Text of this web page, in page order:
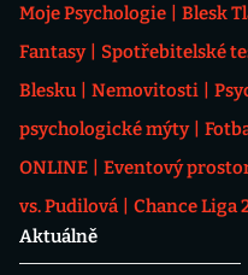
Moje Psychologie Blesk
Fantasy
Spotřebitelské
Blesku
Nemovitosti
psychologické mýty
ONLINE
Eventový
vs. Pudilová
Chance Liga
Aktuálně